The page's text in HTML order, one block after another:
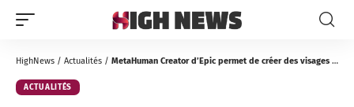
HighNews / Actualités / MetaHuman Creator d’Epic permet de créer des visages ultra-réaliste
ACTUALITÉS